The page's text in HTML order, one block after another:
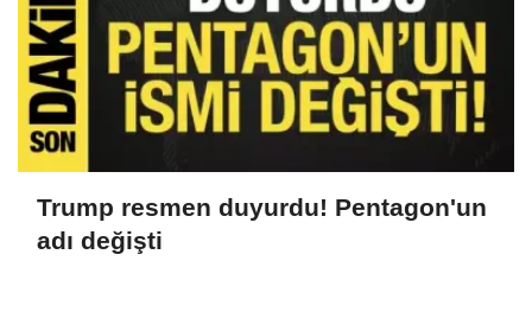
Trump resmen duyurdu! Pentagon'un
adı değişti